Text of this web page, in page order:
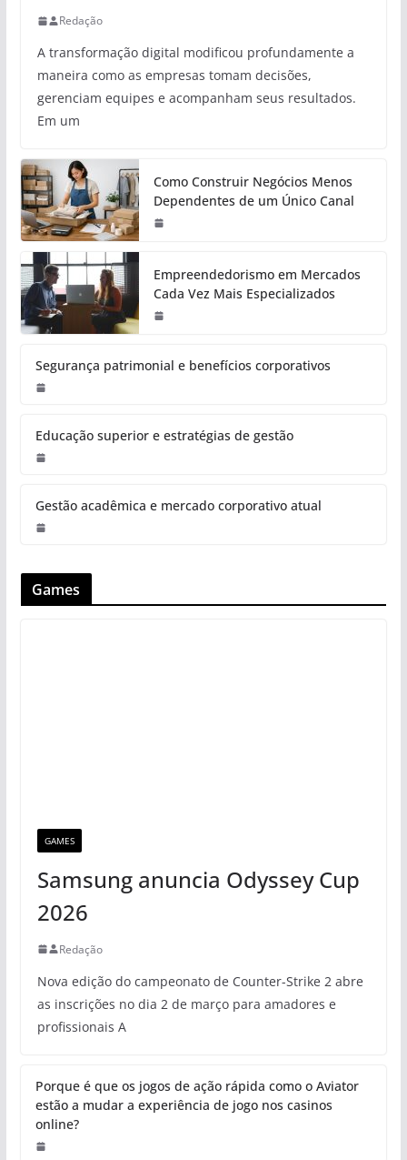
Redação
A transformação digital modificou profundamente a
maneira como as empresas tomam decisões,
gerenciam equipes e acompanham seus resultados.
Em um
Como Construir Negócios Menos
Dependentes de um Único Canal
Empreendedorismo em Mercados
Cada Vez Mais Especializados
Segurança patrimonial e benefícios corporativos
Educação superior e estratégias de gestão
Gestão acadêmica e mercado corporativo atual
Games
GAMES
Samsung anuncia Odyssey Cup
2026
Redação
Nova edição do campeonato de Counter-Strike 2 abre
as inscrições no dia 2 de março para amadores e
profissionais A
Porque é que os jogos de ação rápida como o Aviator
estão a mudar a experiência de jogo nos casinos
online?